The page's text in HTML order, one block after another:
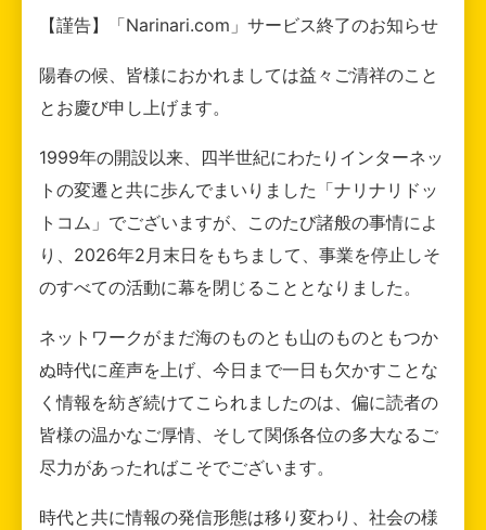
【謹告】「Narinari.com」サービス終了のお知らせ
陽春の候、皆様におかれましては益々ご清祥のこと
とお慶び申し上げます。
1999年の開設以来、四半世紀にわたりインターネッ
トの変遷と共に歩んでまいりました「ナリナリドッ
トコム」でございますが、このたび諸般の事情によ
り、2026年2月末日をもちまして、事業を停止しそ
のすべての活動に幕を閉じることとなりました。
ネットワークがまだ海のものとも山のものともつか
ぬ時代に産声を上げ、今日まで一日も欠かすことな
く情報を紡ぎ続けてこられましたのは、偏に読者の
皆様の温かなご厚情、そして関係各位の多大なるご
尽力があったればこそでございます。
時代と共に情報の発信形態は移り変わり、社会の様